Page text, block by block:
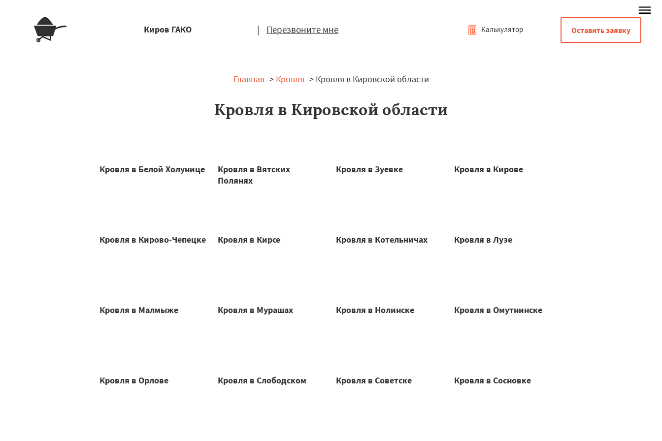
Киров ГАКО | Перезвоните мне Калькулятор Оставить заявку
Главная -> Кровля -> Кровля в Кировской области
Кровля в Кировской области
Кровля в Белой Холунице
Кровля в Вятских
Полянях
Кровля в Зуевке Кровля в Кирове
Кровля в Кирово-Чепецке Кровля в Кирсе Кровля в Котельничах Кровля в Лузе
Кровля в Малмыже Кровля в Мурашах Кровля в Нолинске Кровля в Омутнинске
Кровля в Орлове Кровля в Слободском Кровля в Советске Кровля в Сосновке